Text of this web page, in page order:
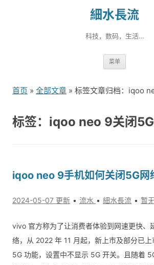
細水長流
科技，数码，生活…
菜单
到
首页 » 全部文章 » 标签文章归档：iqoo
标签：iqoo neo 9关闭
iqoo neo 9手机如何关闭5G网
2024-05-07 更新 流水 細水長流 暂
vivo 官方称为了让消费者体验到网速更快、
络，从 2022 年 11 月起，新上市及部分已
5G 功能，设置中不显示 5G 开关。且随着